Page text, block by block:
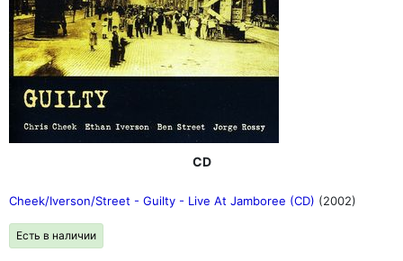
CD
Cheek/Iverson/Street - Guilty - Live At Jamboree (CD) (2002)
Есть в наличии